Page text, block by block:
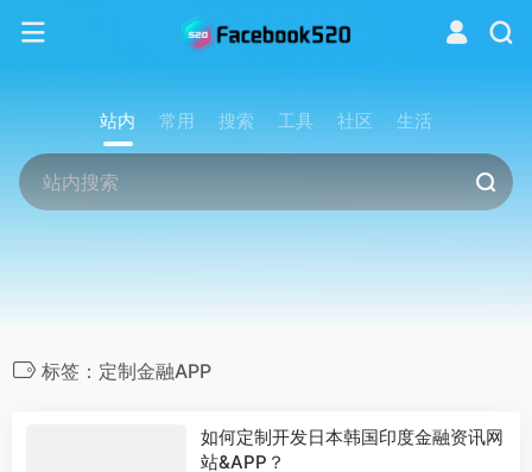
站内 常用 搜索 工具 社区 生活
标签：定制金融APP
如何定制开发日本韩国印度金融资讯网
站&APP？